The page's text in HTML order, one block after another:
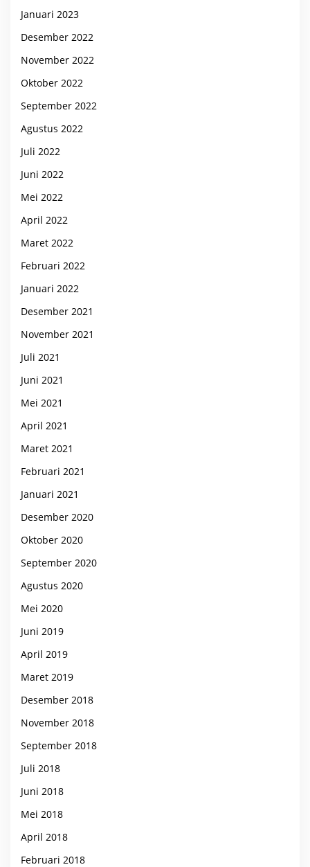
Januari 2023
Desember 2022
November 2022
Oktober 2022
September 2022
Agustus 2022
Juli 2022
Juni 2022
Mei 2022
April 2022
Maret 2022
Februari 2022
Januari 2022
Desember 2021
November 2021
Juli 2021
Juni 2021
Mei 2021
April 2021
Maret 2021
Februari 2021
Januari 2021
Desember 2020
Oktober 2020
September 2020
Agustus 2020
Mei 2020
Juni 2019
April 2019
Maret 2019
Desember 2018
November 2018
September 2018
Juli 2018
Juni 2018
Mei 2018
April 2018
Februari 2018